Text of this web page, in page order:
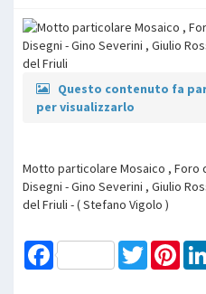
Questo contenuto fa
per visualizzarlo
Motto particolare Mosaico , Foro
Disegni - Gino Severini , Giulio
del Friuli - ( Stefano Vigolo )
Facebook Twitter